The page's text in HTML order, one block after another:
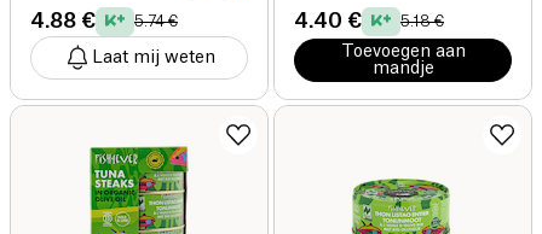
4.88 € 5.74 €
Laat mij weten
4.40 € 5.18 €
Toevoegen aan
mandje